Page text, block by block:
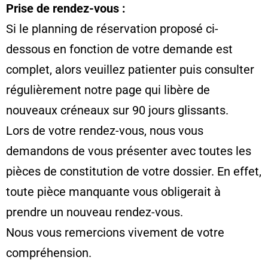
Prise de rendez-vous :
Si le planning de réservation proposé ci-
dessous en fonction de votre demande est
complet, alors veuillez patienter puis consulter
régulièrement notre page qui libère de
nouveaux créneaux sur 90 jours glissants.
Lors de votre rendez-vous, nous vous
demandons de vous présenter avec toutes les
pièces de constitution de votre dossier. En effet,
toute pièce manquante vous obligerait à
prendre un nouveau rendez-vous.
Nous vous remercions vivement de votre
compréhension.